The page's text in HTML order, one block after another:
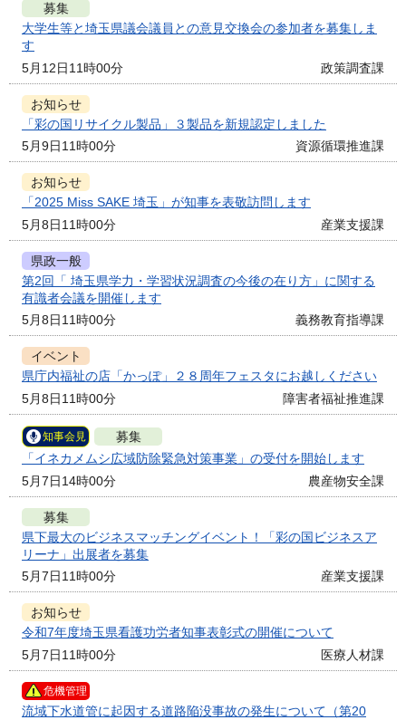
募集
大学生等と埼玉県議会議員との意見交換会の参加者を募集しま
す
5月12日11時00分
政策調査課
お知らせ
「彩の国リサイクル製品」３製品を新規認定しました
5月9日11時00分
資源循環推進課
お知らせ
「2025 Miss SAKE 埼玉」が知事を表敬訪問します
5月8日11時00分
産業支援課
県政一般
第2回「 埼玉県学力・学習状況調査の今後の在り方」に関する
有識者会議を開催します
5月8日11時00分
義務教育指導課
イベント
県庁内福祉の店「かっぽ」２８周年フェスタにお越しください
5月8日11時00分
障害者福祉推進課
知事会見
募集
「イネカメムシ広域防除緊急対策事業」の受付を開始します
5月7日14時00分
農産物安全課
募集
県下最大のビジネスマッチングイベント！「彩の国ビジネスア
リーナ」出展者を募集
5月7日11時00分
産業支援課
お知らせ
令和7年度埼玉県看護功労者知事表彰式の開催について
5月7日11時00分
医療人材課
危機管理
流域下水道管に起因する道路陥没事故の発生について（第20